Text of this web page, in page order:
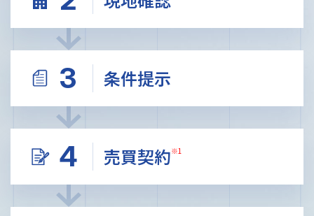
3 条件提示
4 売買契約※1